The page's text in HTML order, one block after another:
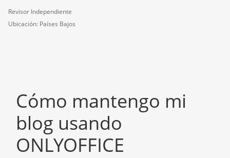
Cómo mantengo mi
blog usando
ONLYOFFICE
Revisor Independiente
Ubicación: Países Bajos